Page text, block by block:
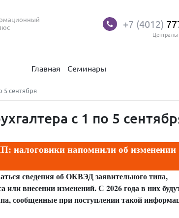
+7 (4012)
Главная Семинары
5 сентября
с 1 по 5
напомнили об изменении
сведения об ОКВЭД заявительного типа,
внесении изменений. С 2026 года в них
сообщенные при поступлении такой